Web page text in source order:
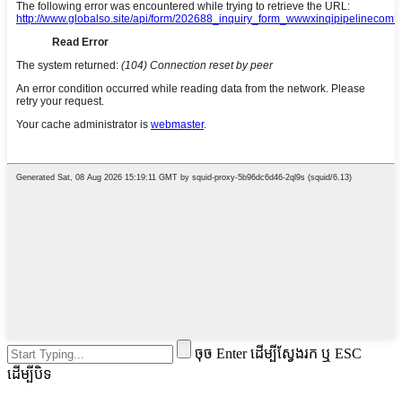
ចុច Enter ដើម្បីស្វែងរក ឬ ESC
ដើម្បីបិទ